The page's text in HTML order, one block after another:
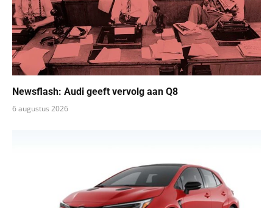
Newsflash: Audi geeft vervolg aan Q8
6 augustus 2026